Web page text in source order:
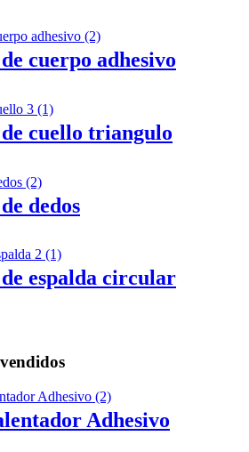
cuerpo adhesivo
cuello triangulo
dedos
espalda circular
Adhesivo